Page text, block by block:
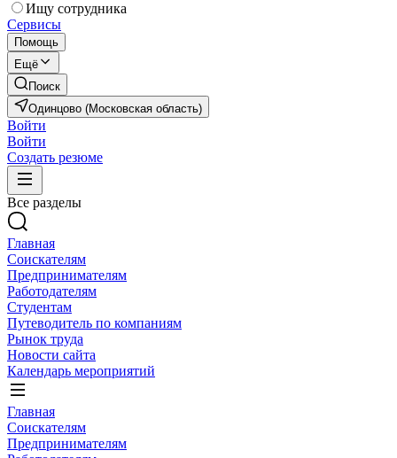
Ищу сотрудника
Сервисы
Помощь
Ещё
Поиск
Одинцово (Московская область)
Войти
Войти
Создать резюме
Все разделы
Главная
Соискателям
Предпринимателям
Работодателям
Студентам
Путеводитель по компаниям
Рынок труда
Новости сайта
Календарь мероприятий
Главная
Соискателям
Предпринимателям